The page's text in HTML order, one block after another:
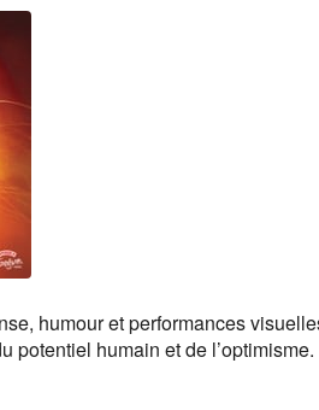
humour et performances
potentiel humain et de l’optimisme.